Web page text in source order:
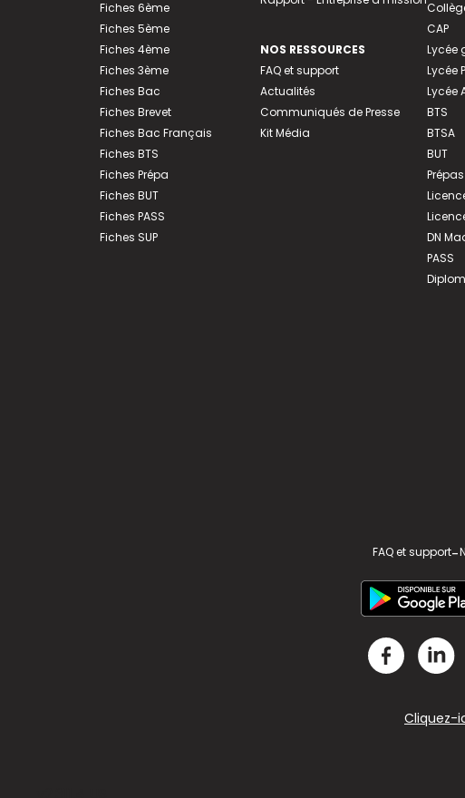
Fiches 6ème
Fiches 5ème
Fiches 4ème
Fiches 3ème
Fiches Bac
Fiches Brevet
Fiches Bac Français
Fiches BTS
Fiches Prépa
Fiches BUT
Fiches PASS
Fiches SUP
NOS RESSOURCES
FAQ et support
Actualités
Communiqués de Presse
Kit Média
CAP
Lycée
Lycée
Lycée
BTS
BTSA
BUT
Prépas
DN
PASS
FAQ et support-
Cliquez-